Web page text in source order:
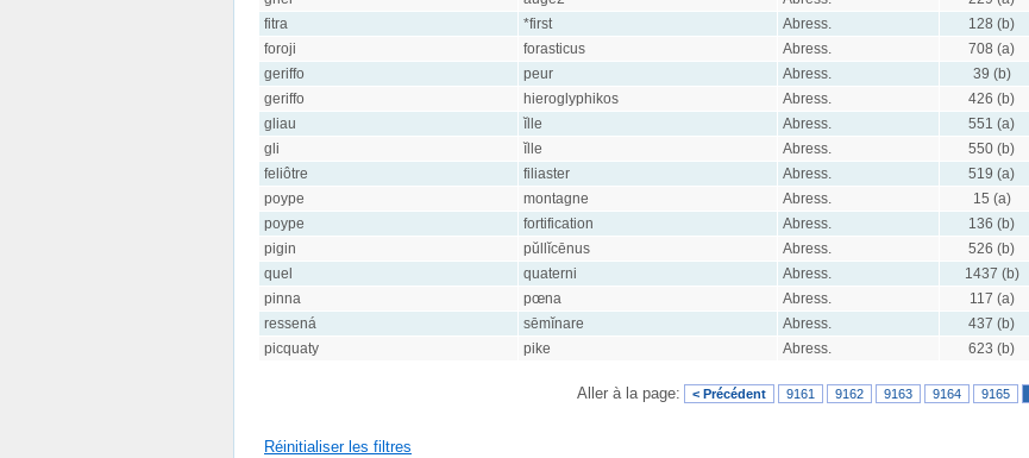
fitra
*first Abress. 128 (b)
foroji
forasticus Abress. 708 (a)
geriffo
peur Abress. 39 (b)
geriffo
hieroglyphikos Abress. 426 (b)
gliau
ĭlle Abress. 551 (a)
gli
ĭlle Abress. 550 (b)
feliôtre
filiaster Abress. 519 (a)
poype
montagne Abress. 15 (a)
poype
fortification Abress. 136 (b)
pigin
pŭllĭcēnus Abress. 526 (b)
quel
quaterni Abress. 1437 (b)
pinna
pœna Abress. 117 (a)
ressená
sēmĭnare Abress. 437 (b)
picquaty
pike Abress. 623 (b)
Aller à la page: < Précédent 9161 9162 9163 9164 9165
Réinitialiser les filtres